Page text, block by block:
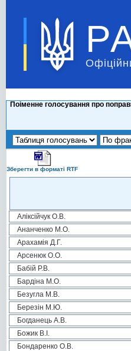
Поіменне голосування про
Зберегти в форматі RTF
Аліксійчук О.В.
Ананченко М.О.
Арахамія Д.Г.
Арсенюк О.О.
Бабій Р.В.
Бардіна М.О.
Безугла М.В.
Березін М.Ю.
Богданець А.В.
Божик В.І.
Бондаренко О.В.